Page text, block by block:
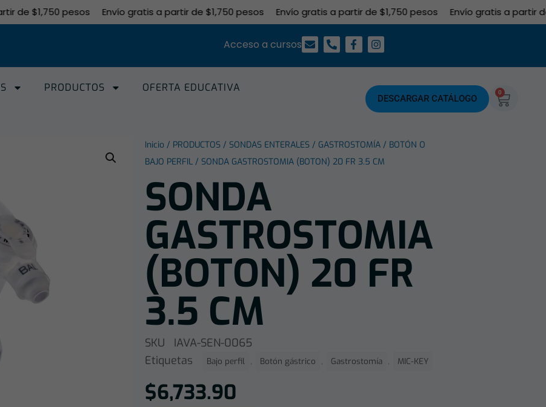
$1,750 pesos Envío gratis a partir de $1,750 pesos Envío gratis a partir de $1,750 pesos Envío gratis a partir de
Acceso a cursos
PRODUCTOS OFERTA EDUCATIVA
DESCARGAR CATÁLOGO
0
Inicio / PRODUCTOS / SONDAS ENTERALES / GASTROSTOMÍA / BOTÓN O
BAJO PERFIL / SONDA GASTROSTOMIA (BOTON) 20 FR 3.5 CM
SONDA
GASTROSTOMIA
(BOTON) 20 FR
3.5 CM
SKU
IAVA-SEN-0065
Etiquetas
Bajo perfil , Botón gástrico , Gastrostomía , MIC-KEY
$6,733.90